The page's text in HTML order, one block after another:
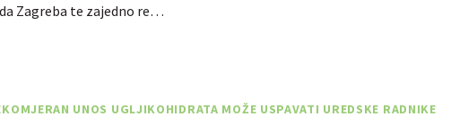
Zagreba te zajedno re…
UNOS UGLJIKOHIDRATA MOŽE USPAVATI UREDSKE RADNIKE